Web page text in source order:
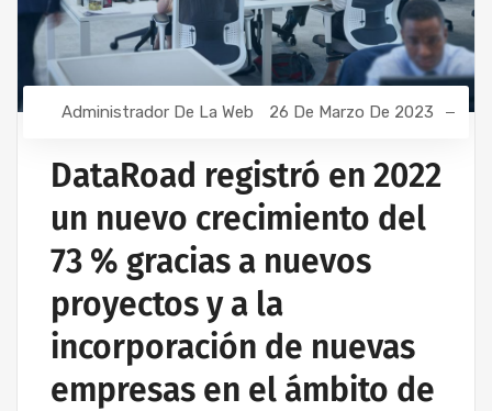
Administrador De La Web 26 De Marzo De 2023
DataRoad registró en 2022
un nuevo crecimiento del
73 % gracias a nuevos
proyectos y a la
incorporación de nuevas
empresas en el ámbito de